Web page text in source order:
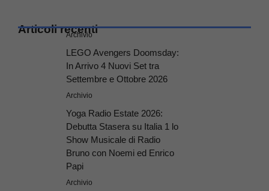
Articoli recenti
Archivio
LEGO Avengers Doomsday:
In Arrivo 4 Nuovi Set tra
Settembre e Ottobre 2026
Archivio
Yoga Radio Estate 2026:
Debutta Stasera su Italia 1 lo
Show Musicale di Radio
Bruno con Noemi ed Enrico
Papi
Archivio